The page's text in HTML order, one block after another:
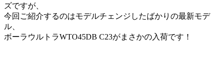
ズですが、
今回ご紹介するのはモデルチェンジしたばかりの最新モデ
ル、
ボーラウルトラWTO45DB C23がまさかの入荷です！